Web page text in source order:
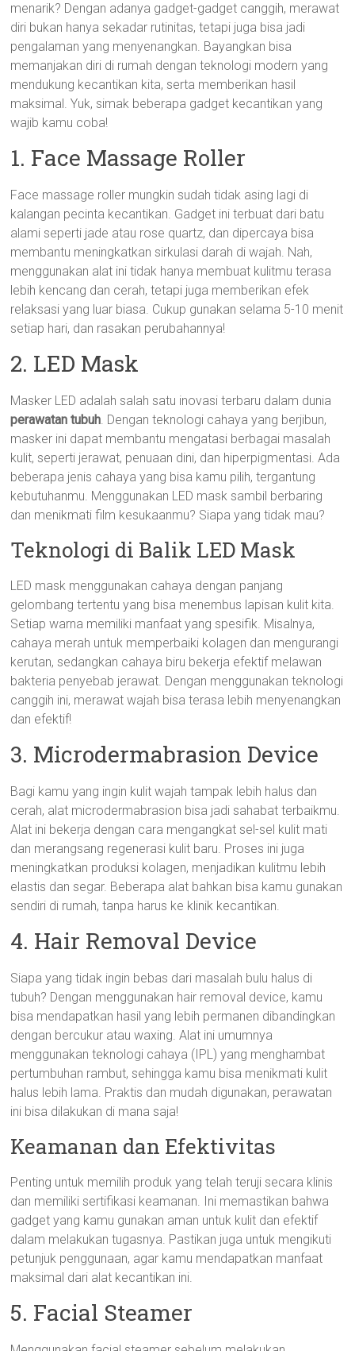
menarik? Dengan adanya gadget-gadget canggih, merawat
diri bukan hanya sekadar rutinitas, tetapi juga bisa jadi
pengalaman yang menyenangkan. Bayangkan bisa
memanjakan diri di rumah dengan teknologi modern yang
mendukung kecantikan kita, serta memberikan hasil
maksimal. Yuk, simak beberapa gadget kecantikan yang
wajib kamu coba!
1. Face Massage Roller
Face massage roller mungkin sudah tidak asing lagi di
kalangan pecinta kecantikan. Gadget ini terbuat dari batu
alami seperti jade atau rose quartz, dan dipercaya bisa
membantu meningkatkan sirkulasi darah di wajah. Nah,
menggunakan alat ini tidak hanya membuat kulitmu terasa
lebih kencang dan cerah, tetapi juga memberikan efek
relaksasi yang luar biasa. Cukup gunakan selama 5-10 menit
setiap hari, dan rasakan perubahannya!
2. LED Mask
Masker LED adalah salah satu inovasi terbaru dalam dunia
perawatan tubuh. Dengan teknologi cahaya yang berjibun,
masker ini dapat membantu mengatasi berbagai masalah
kulit, seperti jerawat, penuaan dini, dan hiperpigmentasi. Ada
beberapa jenis cahaya yang bisa kamu pilih, tergantung
kebutuhanmu. Menggunakan LED mask sambil berbaring
dan menikmati film kesukaanmu? Siapa yang tidak mau?
Teknologi di Balik LED Mask
LED mask menggunakan cahaya dengan panjang
gelombang tertentu yang bisa menembus lapisan kulit kita.
Setiap warna memiliki manfaat yang spesifik. Misalnya,
cahaya merah untuk memperbaiki kolagen dan mengurangi
kerutan, sedangkan cahaya biru bekerja efektif melawan
bakteria penyebab jerawat. Dengan menggunakan teknologi
canggih ini, merawat wajah bisa terasa lebih menyenangkan
dan efektif!
3. Microdermabrasion Device
Bagi kamu yang ingin kulit wajah tampak lebih halus dan
cerah, alat microdermabrasion bisa jadi sahabat terbaikmu.
Alat ini bekerja dengan cara mengangkat sel-sel kulit mati
dan merangsang regenerasi kulit baru. Proses ini juga
meningkatkan produksi kolagen, menjadikan kulitmu lebih
elastis dan segar. Beberapa alat bahkan bisa kamu gunakan
sendiri di rumah, tanpa harus ke klinik kecantikan.
4. Hair Removal Device
Siapa yang tidak ingin bebas dari masalah bulu halus di
tubuh? Dengan menggunakan hair removal device, kamu
bisa mendapatkan hasil yang lebih permanen dibandingkan
dengan bercukur atau waxing. Alat ini umumnya
menggunakan teknologi cahaya (IPL) yang menghambat
pertumbuhan rambut, sehingga kamu bisa menikmati kulit
halus lebih lama. Praktis dan mudah digunakan, perawatan
ini bisa dilakukan di mana saja!
Keamanan dan Efektivitas
Penting untuk memilih produk yang telah teruji secara klinis
dan memiliki sertifikasi keamanan. Ini memastikan bahwa
gadget yang kamu gunakan aman untuk kulit dan efektif
dalam melakukan tugasnya. Pastikan juga untuk mengikuti
petunjuk penggunaan, agar kamu mendapatkan manfaat
maksimal dari alat kecantikan ini.
5. Facial Steamer